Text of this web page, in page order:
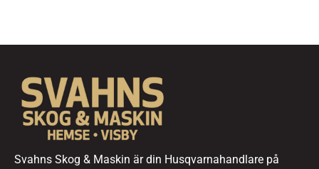
Svahns Skog & Maskin är din Husqvarnahandlare på